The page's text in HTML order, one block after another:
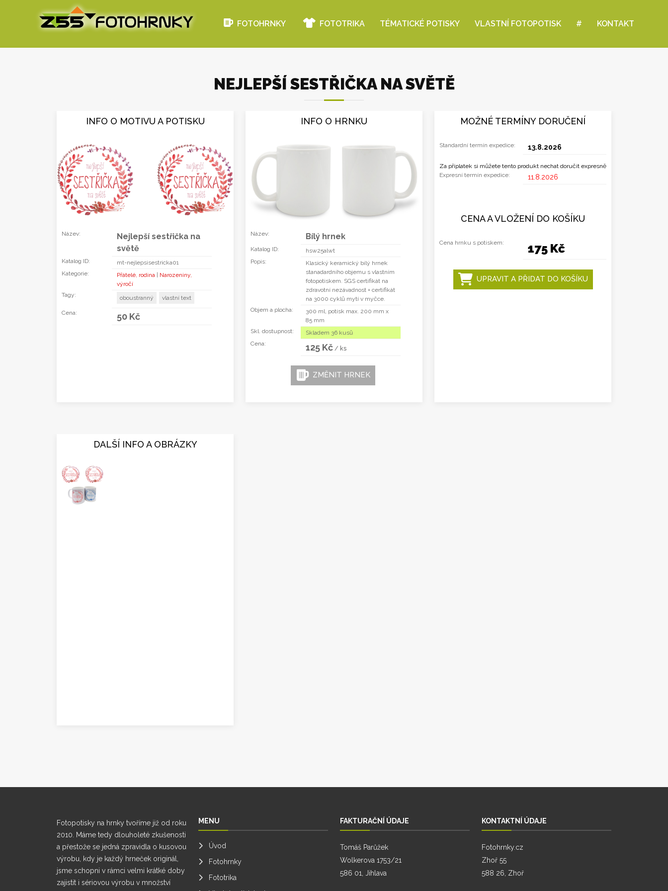
FOTOHRNKY FOTOTRIKA TÉMATICKÉ POTISKY VLASTNÍ FOTOPOTISK # KONTAKT
NEJLEPŠÍ SESTŘIČKA NA SVĚTĚ
INFO O MOTIVU A POTISKU
Název:
Nejlepší sestřička na
světě
Katalog ID:
mt-nejlepsisestricka01
Kategorie:
Přátelé, rodina | Narozeniny,
výročí
Tagy:
oboustranný vlastní text
Cena: 50 Kč
INFO O HRNKU
Název: Bílý hrnek
Katalog ID:
hsw25alwt
Popis:
Klasický keramický bílý hrnek
stanadardního objemu s vlastním
fotopotiskem. SGS certifikát na
zdravotní nezávadnost + certifikát
na 3000 cyklů mytí v myčce.
Objem a plocha:
300 ml, potisk max. 200 mm x
85 mm
Skl. dostupnost:
Skladem 36 kusů
Cena:
125 Kč/ ks
ZMĚNIT HRNEK
MOŽNÉ TERMÍNY DORUČENÍ
Standardní termín expedice: 13.8.2026
Za příplatek si můžete tento produkt nechat doručit expresně
Expresní termín expedice:
11.8.2026
CENA A VLOŽENÍ DO KOŠÍKU
Cena hrnku s potiskem: 175 Kč
UPRAVIT A PŘIDAT DO KOŠÍKU
DALŠÍ INFO A OBRÁZKY
Fotopotisky na hrnky tvoříme již od roku
2010. Máme tedy dlouholeté zkušenosti
a přestože se jedná zpravidla o kusovou
výrobu, kdy je každý hrneček originál,
jsme schopni v rámci velmi krátké doby
zajistit i sériovou výrobu v množství
MENU
Úvod
Fotohrnky
Fototrika
FAKTURAČNÍ ÚDAJE
Tomáš Parůžek
Wolkerova 1753/21
586 01, Jihlava
KONTAKTNÍ ÚDAJE
Fotohrnky.cz
Zhoř 55
588 26, Zhoř